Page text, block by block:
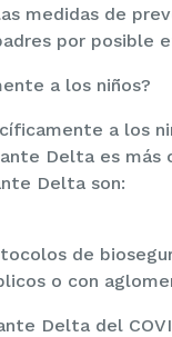
medidas de
por posible
a los niños?
a los
Delta es
Delta son:
de
o con
Delta del